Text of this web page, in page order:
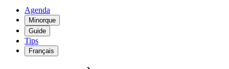
Agenda
Minorque
Guide
Tips
Français